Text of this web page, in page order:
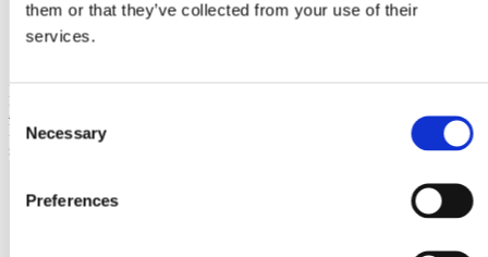
them or that they’ve collected from your use of their
services.
Consent
Selection
Necessary
Preferences
Laioutr
Emporix
Emporix ist eine composable, API-first Commerce-Plattform für
skalierbare B2B- und B2C-Szenarien.